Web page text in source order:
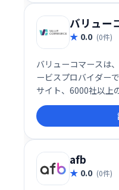
バリュー
0.0 (0件)
バリューコマースは
ービスプロバイダー
サイト、6000社以上
サービスのアフィリ
者からビジネス利用
75万以上のサイトが
ットワークで、安定
afb
0.0 (0件)